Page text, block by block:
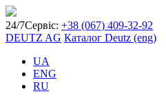
24/7Сервіс: +38 (067) 409-32-92
DEUTZ AG Каталог Deutz (eng)
UA
ENG
RU